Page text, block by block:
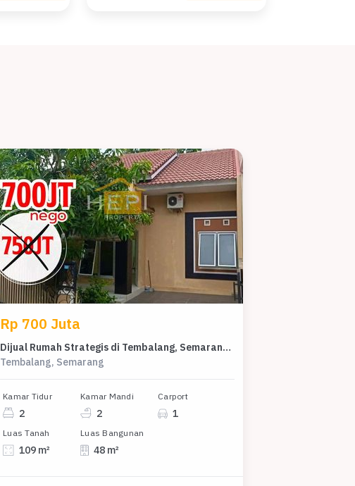
Rp 700 Juta
Dijual Rumah Strategis di Tembalang, Semarang - LT 109m²
Tembalang, Semarang
Kamar Tidur
2
Kamar Mandi
2
Carport
1
Luas Tanah
109 m²
Luas Bangunan
48 m²